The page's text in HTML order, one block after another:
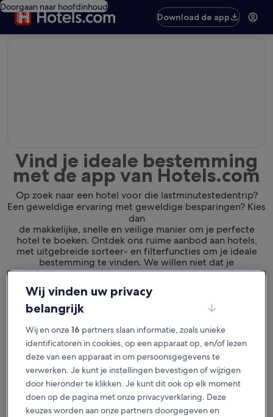
Doorgaan naar hoofdinhoud
Download de app
Vind je ideale bestemming
met de app van Hotels.com
Op zoek naar een hotel voor die lastminutestedentrip?
Een geweldige ervaring met geweldige besparingen? Kies
dan
de makkelijke, snelle en veilige manier om je perfecte
hotel te boeken. Ontdek ons ruime aanbod aan hotels,
met uitgebreide sorteer- en filterfuncties om je ideale
bestemming te vinden. We willen niet dat je
de plek waar je verblijft gewoon leuk vindt. We willen dat
je het geweldig vindt.
Beschikbaar voor iOS en Android
Wij vinden uw privacy
belangrijk
Wij en onze16 partners slaan informatie, zoals unieke
identificatoren in cookies, op een apparaat op, en/of lezen
deze van een apparaat in om persoonsgegevens te
verwerken. Je kunt je instellingen bevestigen of wijzigen
door hieronder te klikken. Je kunt dit ook op elk moment
doen op de pagina met onze privacyverklaring. Deze
keuzes worden aan onze partners doorgegeven en